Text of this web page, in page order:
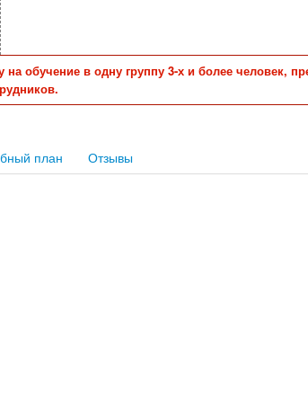
обучение в одну группу 3-х и более человек,
план Отзывы